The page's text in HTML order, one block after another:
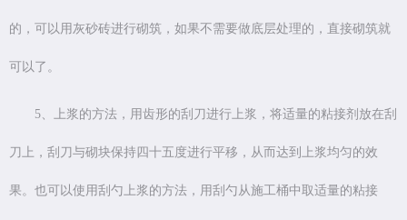
的，可以用灰砂砖进行砌筑，如果不需要做底层处理的，直接砌筑就
可以了。
5、上浆的方法，用齿形的刮刀进行上浆，将适量的粘接剂放在刮
刀上，刮刀与砌块保持四十五度进行平移，从而达到上浆均匀的效
果。也可以使用刮勺上浆的方法，用刮勺从施工桶中取适量的粘接